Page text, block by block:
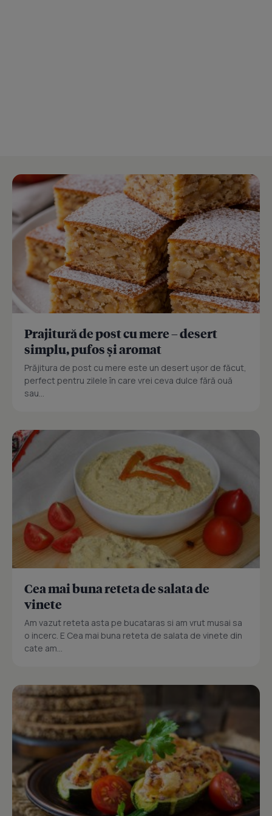
Prajitură de post cu mere – desert
simplu, pufos și aromat
Prăjitura de post cu mere este un desert ușor de făcut,
perfect pentru zilele în care vrei ceva dulce fără ouă
sau...
Cea mai buna reteta de salata de
vinete
Am vazut reteta asta pe bucataras si am vrut musai sa
o incerc. E Cea mai buna reteta de salata de vinete din
cate am...